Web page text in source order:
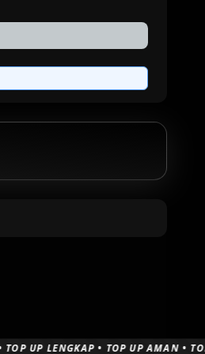
• TOP UP AMAN • TOP UP